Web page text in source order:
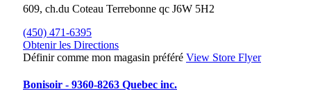
609, ch.du Coteau Terrebonne qc J6W 5H2
(450) 471-6395
Obtenir les Directions
Définir comme mon magasin préféré View Store Flyer
Bonisoir - 9360-8263 Quebec inc.